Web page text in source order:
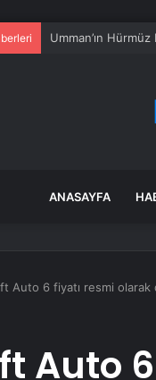
Asgari ücrette yeni
ANASAYFA
Auto 6 fiyatı resmi olarak
Auto